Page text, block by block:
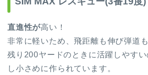
直進性が高い！
非常に軽いため、飛距離も伸び弾道も
残り200ヤードのときに活躍しやす
し小さめに作られています。